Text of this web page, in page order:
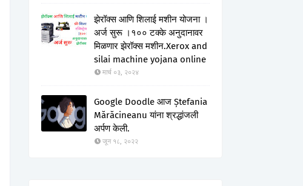
झेरॉक्स आणि शिलाई मशीन योजना ।
अर्ज सुरू ।१०० टक्के अनुदानावर
मिळणार झेरॉक्स मशीन.Xerox and
silai machine yojana online
मार्च ०३, २०२४
Google Doodle आज Ștefania
Mărăcineanu यांना श्रद्धांजली
अर्पण केली.
जून १८, २०२२